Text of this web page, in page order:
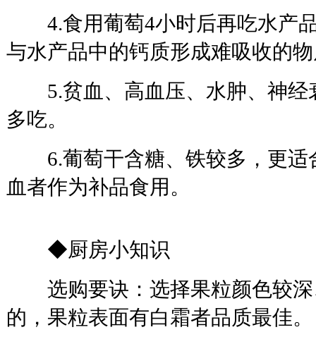
4.食用葡萄4小时后再吃水产
与水产品中的钙质形成难吸收的
5.贫血、高血压、水肿、神经
多吃。
6.葡萄干含糖、铁较多，更适
血者作为补品食用。
◆厨房小知识
选购要诀：选择果粒颜色较深
的，果粒表面有白霜者品质最佳。